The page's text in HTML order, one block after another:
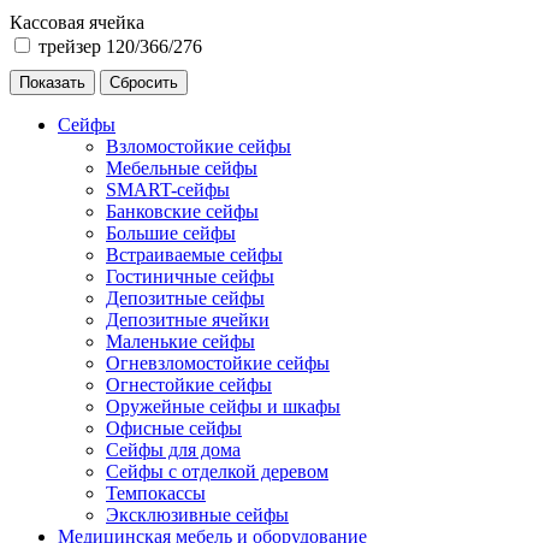
Кассовая ячейка
трейзер 120/366/276
Сейфы
Взломостойкие сейфы
Мебельные сейфы
SMART-сейфы
Банковские сейфы
Большие сейфы
Встраиваемые сейфы
Гостиничные сейфы
Депозитные сейфы
Депозитные ячейки
Маленькие сейфы
Огневзломостойкие сейфы
Огнестойкие сейфы
Оружейные сейфы и шкафы
Офисные сейфы
Сейфы для дома
Сейфы с отделкой деревом
Темпокассы
Эксклюзивные сейфы
Медицинская мебель и оборудование